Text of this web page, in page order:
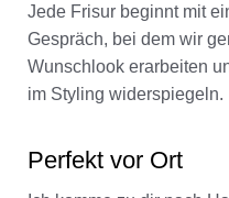
Jede Frisur beginnt mit
Gespräch, bei dem wir
Wunschlook erarbeiten
im Styling widerspiegeln.
Perfekt vor Ort